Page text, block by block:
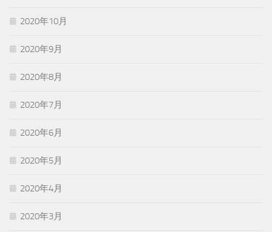
2020年10月
2020年9月
2020年8月
2020年7月
2020年6月
2020年5月
2020年4月
2020年3月